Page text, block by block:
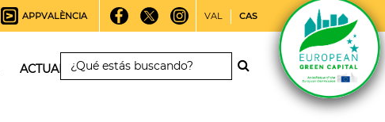
APPVALÈNCIA VAL CAS
ACTUALIDAD